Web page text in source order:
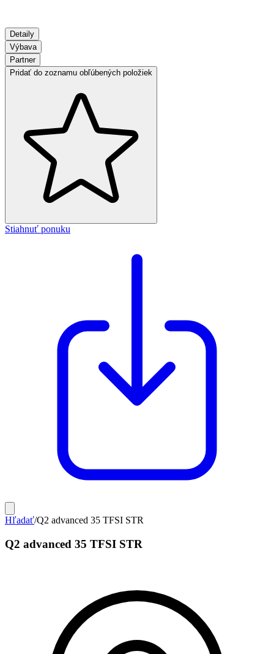
Detaily
Výbava
Partner
Pridať do zoznamu obľúbených položiek
Stiahnuť ponuku
Hľadať/Q2 advanced 35 TFSI STR
Q2 advanced 35 TFSI STR